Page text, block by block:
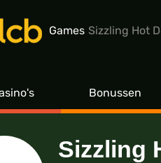
Games Sizzling Hot
Bonussen
Sizzling